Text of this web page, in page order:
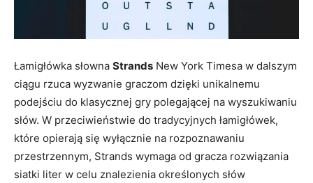
Łamigłówka słowna Strands New York Timesa w dalszym
ciągu rzuca wyzwanie graczom dzięki unikalnemu
podejściu do klasycznej gry polegającej na wyszukiwaniu
słów. W przeciwieństwie do tradycyjnych łamigłówek,
które opierają się wyłącznie na rozpoznawaniu
przestrzennym, Strands wymaga od gracza rozwiązania
siatki liter w celu znalezienia określonych słów